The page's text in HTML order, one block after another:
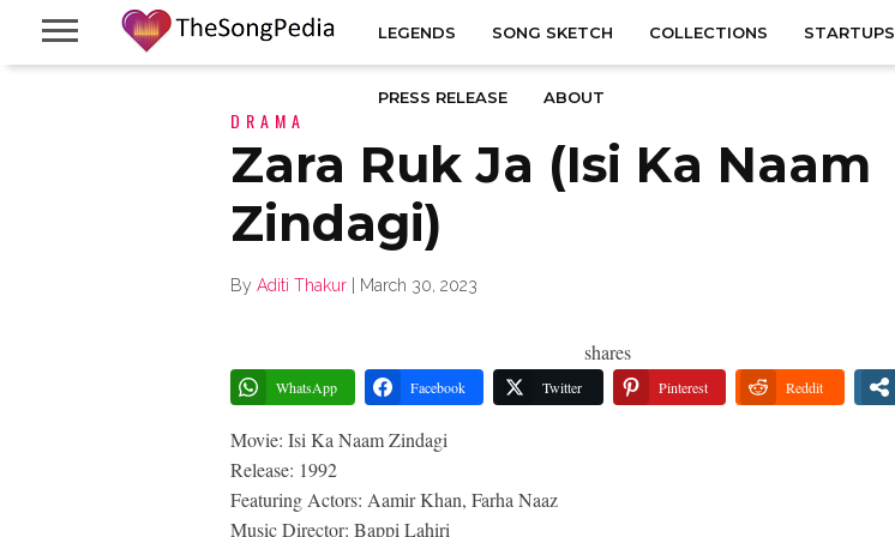
LEGENDS SONG SKETCH COLLECTIONS STARTUPS
PRESS RELEASE ABOUT
DRAMA
Zara Ruk Ja (Isi Ka Naam
Zindagi)
By Aditi Thakur March 30, 2023
shares
WhatsApp Facebook Twitter Pinterest Reddit
Movie: Isi Ka Naam Zindagi
Release: 1992
Featuring Actors: Aamir Khan, Farha Naaz
Music Director: Bappi Lahiri